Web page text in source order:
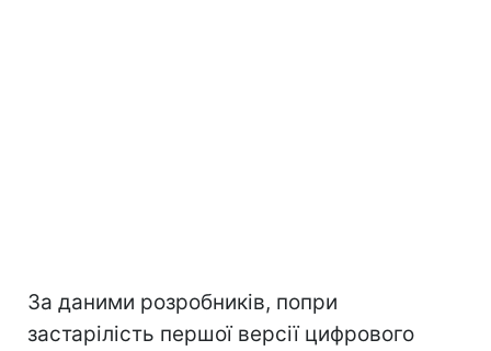
За даними розробників, попри
застарілість першої версії цифрового